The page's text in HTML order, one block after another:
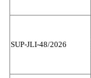
SUP-JLI-48/2026